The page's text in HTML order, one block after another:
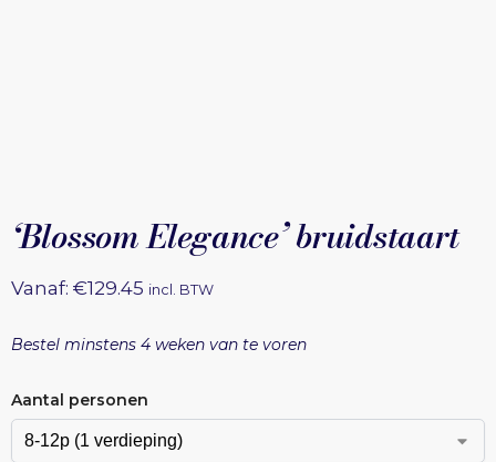
‘Blossom Elegance’ bruidstaart
Vanaf: €129.45 incl. BTW
Bestel minstens 4 weken van te voren
Aantal personen